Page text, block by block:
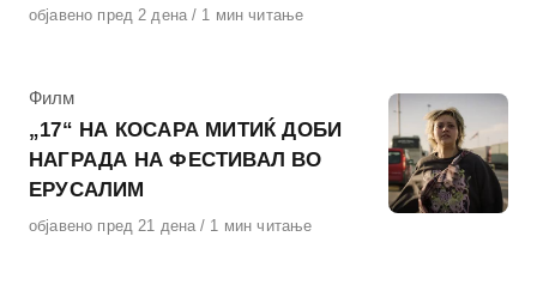
Објавено
објавено пред 2 дена 1 мин читање
КАтегорија
Филм
„17“ НА КОСАРА МИТИЌ ДОБИ
НАГРАДА НА ФЕСТИВАЛ ВО
ЕРУСАЛИМ
Објавено
објавено пред 21 дена 1 мин читање